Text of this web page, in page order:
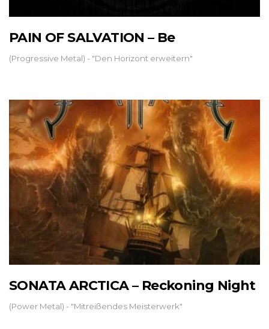
PAIN OF SALVATION – Be
(Progressive Metal) - "Den Horizont erweitern"
SONATA ARCTICA – Reckoning Night
(Power Metal) - "Mitreißendes Meisterwerk"